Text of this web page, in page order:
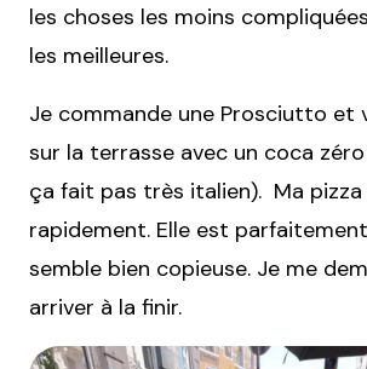
les choses les moins
les meilleures.
Je commande une Prosciutto et
sur la terrasse avec un coca
ça fait pas très italien). Ma
rapidement. Elle est
semble bien copieuse. Je me
arriver à la finir.